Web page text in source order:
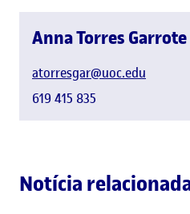
Anna Torres Garrote
atorresgar@uoc.edu
619 415 835
Notícia